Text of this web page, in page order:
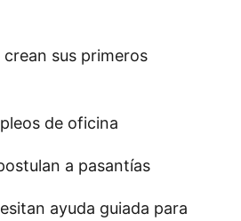
sus primeros
de oficina
a pasantías
ayuda guiada para